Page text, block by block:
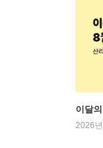
이달
2026